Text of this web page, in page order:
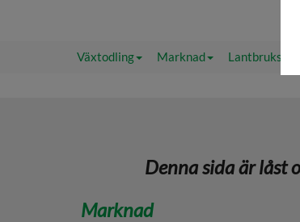
Växtodling Marknad
Denna sida är låst
Marknad